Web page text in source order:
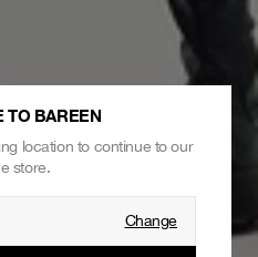
TO BAREEN
location to continue to our
store.
Change